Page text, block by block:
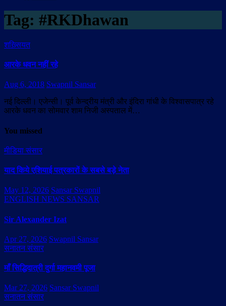
Tag: #RKDhawan
शख़्सियत
आरके धवन नहीं रहे
Aug 6, 2018 Swapnil Sansar
नई दिल्ली। एजेन्सी। पूर्व केन्द्रीय मंत्री और इंदिरा गांधी के विश्वासपात्र रहे
आरके धवन का सोमवार शाम निजी अस्पताल में…
You missed
मीडिया संसार
याद किये एशियाई पत्रकारों के सबसे बड़े नेता
May 12, 2026 Sansar Swapnil
ENGLISH NEWS SANSAR
Sir Alexander Izat
Apr 27, 2026 Swapnil Sansar
सनातन संसार
माँ सिद्धिदात्री दुर्गा महानवमी पूजा
Mar 27, 2026 Sansar Swapnil
सनातन संसार